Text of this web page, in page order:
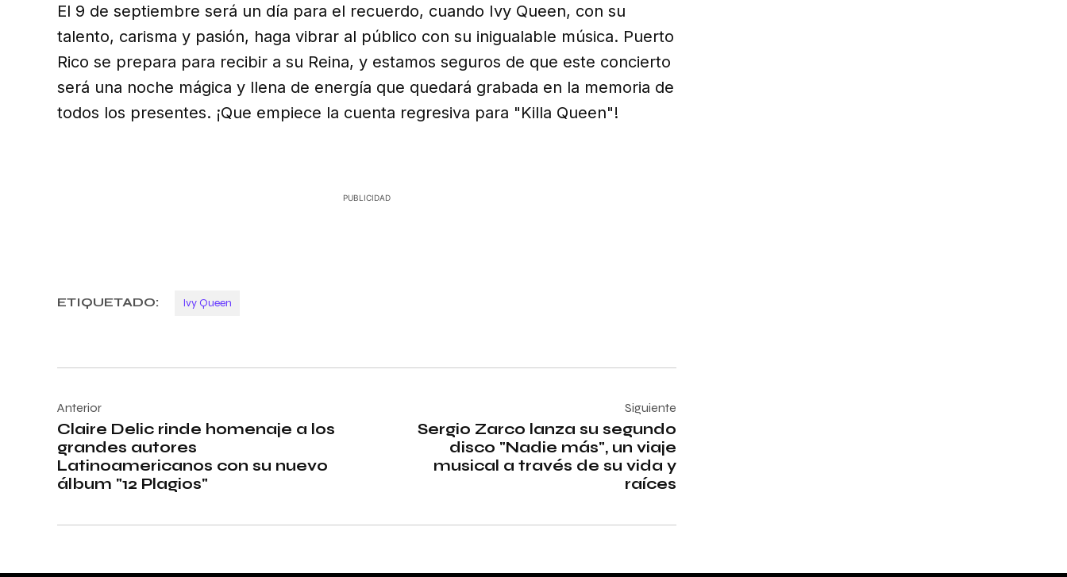
El 9 de septiembre será un día para el recuerdo, cuando Ivy Queen, con su
talento, carisma y pasión, haga vibrar al público con su inigualable música. Puerto
Rico se prepara para recibir a su Reina, y estamos seguros de que este concierto
será una noche mágica y llena de energía que quedará grabada en la memoria de
todos los presentes. ¡Que empiece la cuenta regresiva para "Killa Queen"!
ETIQUETADO: Ivy Queen
de
entradas
Anterior
Claire Delic rinde homenaje a los
grandes autores
Latinoamericanos con su nuevo
álbum "12 Plagios"
Siguiente
Sergio Zarco lanza su segundo
disco "Nadie más", un viaje
musical a través de su vida y
raíces